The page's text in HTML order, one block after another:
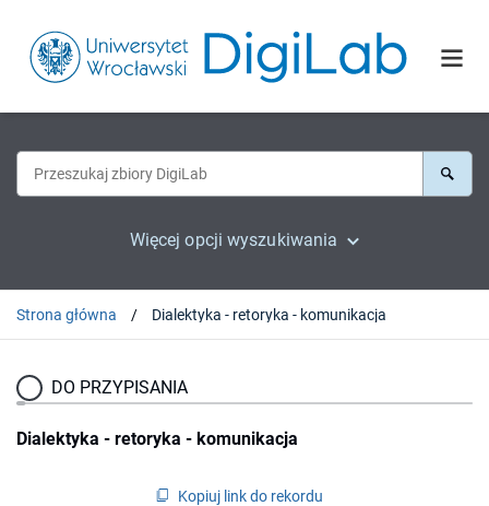
Więcej opcji wyszukiwania
Strona główna Dialektyka - retoryka - komunikacja
DO PRZYPISANIA
Dialektyka - retoryka - komunikacja
Kopiuj link do rekordu